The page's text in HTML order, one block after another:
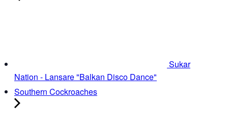
Sukar
Nation - Lansare "Balkan Disco Dance"
Southern Cockroaches